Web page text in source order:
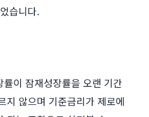
습니다.
이 잠재성장률을 오랜 기간
지 않으며 기준금리가 제로에